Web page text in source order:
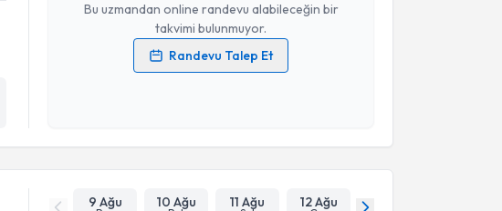
Bu uzmandan online randevu alabileceğin bir
takvimi bulunmuyor.
Randevu Talep Et
Kişisel verilerimin işlenmesine ilişkinAydınlatma Metni
Takvim Talebini Gönder
9 Ağu 10 Ağu 11 Ağu 12 Ağu